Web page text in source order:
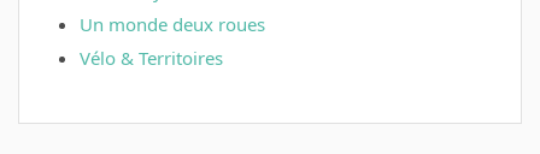
Un monde deux roues
Vélo & Territoires